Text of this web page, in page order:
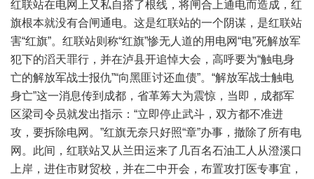
红联站在电网上又私自搭了根线，将闸合上通电而造成，红
旗根本就没有合闸通电。这是红联站的一个阴谋，是红联站
害“红旗”。红联站则称“红旗”惨无人道的用电网“电”死解放军
犯下的滔天罪行，并在泸县开追悼大会，高呼要为“触电身
亡的解放军战士报仇”“向黑匪讨还血债”。“解放军战士触电
身亡”这一消息传到成都，省革筹大为震惊，当即，成都军
区梁司令员就发出指示：“立即停止武斗，双方都不准进
攻，要拆除电网。”红旗无奈只好照“章”办事，撤除了所有电
网。此间，红联站又从兰田运来了几百名石油工人从澄溪口
上岸，进住市财贸校，并在二中开会，布置攻打医专事宜，